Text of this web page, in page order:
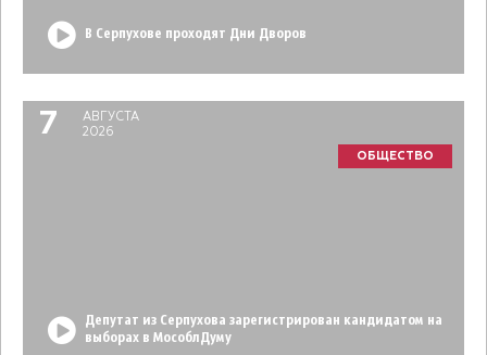
В Серпухове проходят Дни Дворов
7
АВГУСТА
2026
ОБЩЕСТВО
Депутат из Серпухова зарегистрирован кандидатом на
выборах в МособлДуму